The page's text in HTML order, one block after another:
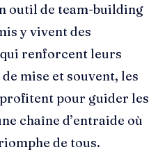
outil de team-building
y vivent des
renforcent leurs
mise et souvent, les
pour guider les
chaîne d’entraide où
de tous.